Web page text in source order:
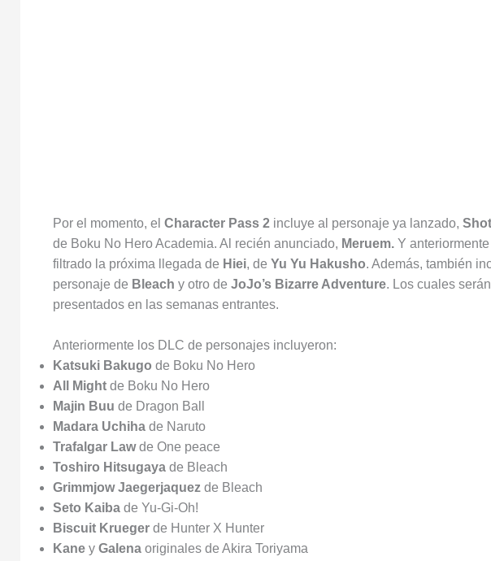
Por el momento, el Character Pass 2 incluye al personaje ya lanzado,
de Boku No Hero Academia. Al recién anunciado, Meruem. Y
filtrado la próxima llegada de Hiei, de Yu Yu Hakusho. Además, también
personaje de Bleach y otro de JoJo’s Bizarre Adventure. Los cuales serán
presentados en las semanas entrantes.
Anteriormente los DLC de personajes incluyeron:
Katsuki Bakugo de Boku No Hero
All Might de Boku No Hero
Majin Buu de Dragon Ball
Madara Uchiha de Naruto
Trafalgar Lawde One peace
Toshiro Hitsugaya de Bleach
Grimmjow Jaegerjaquez de Bleach
Seto Kaiba de Yu-Gi-Oh!
Biscuit Krueger de Hunter X Hunter
Kane y Galena originales de Akira Toriyama